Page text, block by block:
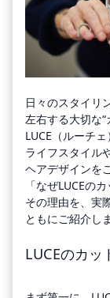
日々のスタイリ
左右する大切な“
LUCE（ルーチ
ライフスタイル
ヘアデザインを
「なぜLUCEの
その理由を、実
ともにご紹介し
LUCEのカッ